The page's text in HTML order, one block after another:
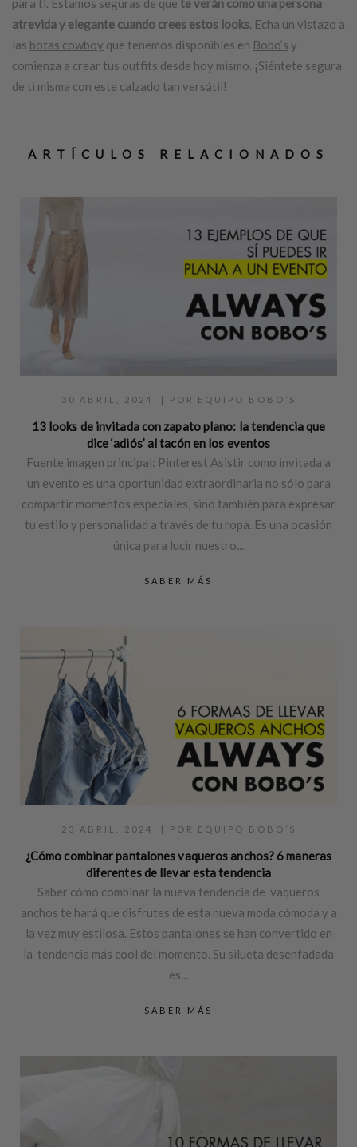
para ti. Estamos seguras de que te verán como una persona
atrevida y elegante cuando crees estos looks. Echa un vistazo a
las botas cowboy que tenemos disponibles en Bobo’s y
comienza a crear tus outfits desde hoy mismo. ¡Siéntete segura
de ti misma con este calzado tan versátil!
ARTÍCULOS RELACIONADOS
30 ABRIL, 2024 | POR EQUIPO BOBO’S
13 looks de invitada con zapato plano: la tendencia que
dice ‘adiós’ al tacón en los eventos
Fuente imagen principal: Pinterest Asistir como invitada a
un evento es una oportunidad extraordinaria no sólo para
compartir momentos especiales, sino también para expresar
tu estilo y personalidad a través de tu ropa. Es una ocasión
única para lucir nuestro...
SABER MÁS
23 ABRIL, 2024 | POR EQUIPO BOBO’S
¿Cómo combinar pantalones vaqueros anchos? 6 maneras
diferentes de llevar esta tendencia
Saber cómo combinar la nueva tendencia de vaqueros
anchos te hará que disfrutes de esta nueva moda cómoda y a
la vez muy estilosa. Estos pantalones se han convertido en
la tendencia más cool del momento. Su silueta desenfadada
es...
SABER MÁS